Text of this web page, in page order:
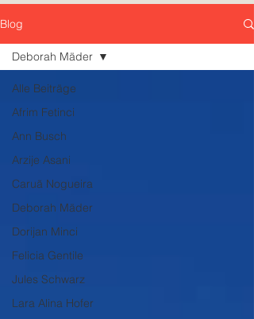
Blog
Alle Beiträge
Afrim Fetinci
Ann Busch
Arzije Asani
Caruã Nogueira
Deborah Mäder
Dorijan Minci
Felicia Gentile
Jules Schwarz
Lara Alina Hofer
Deborah Mäder